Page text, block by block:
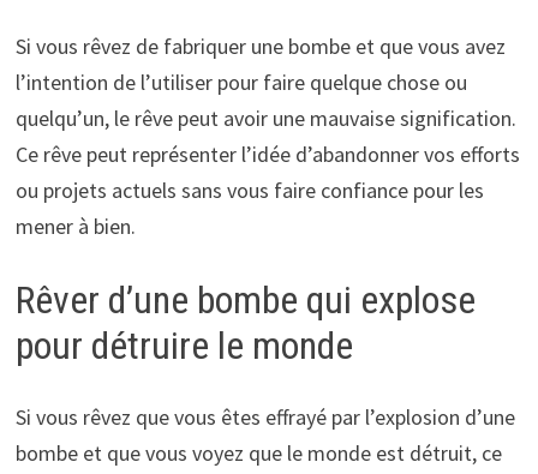
Si vous rêvez de fabriquer une bombe et que vous avez
l’intention de l’utiliser pour faire quelque chose ou
quelqu’un, le rêve peut avoir une mauvaise signification.
Ce rêve peut représenter l’idée d’abandonner vos efforts
ou projets actuels sans vous faire confiance pour les
mener à bien.
Rêver d’une bombe qui explose
pour détruire le monde
Si vous rêvez que vous êtes effrayé par l’explosion d’une
bombe et que vous voyez que le monde est détruit, ce